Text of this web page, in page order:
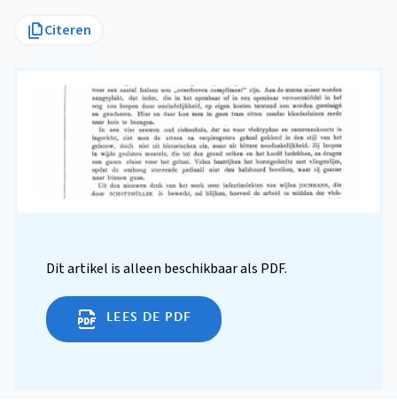
Citeren
Dit artikel is alleen beschikbaar als PDF.
LEES DE PDF